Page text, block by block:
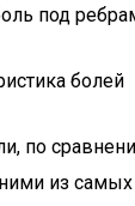
болей
по
из